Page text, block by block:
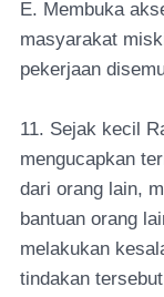
E. Membuka
masyarakat
pekerjaan
11. Sejak kecil
mengucapkan
dari orang lain,
bantuan orang
melakukan
tindakan